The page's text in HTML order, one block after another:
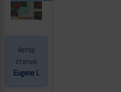
Автор
статьи:
Eugene L